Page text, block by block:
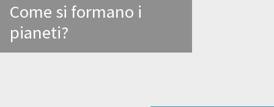
Come si formano i
pianeti?